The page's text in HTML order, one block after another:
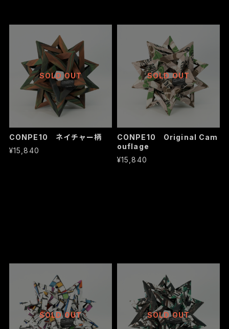
SOLD OUT
CONPE10 ネイチャー柄
¥15,840
SOLD OUT
CONPE10 Original Cam
ouflage
¥15,840
SOLD OUT SOLD OUT